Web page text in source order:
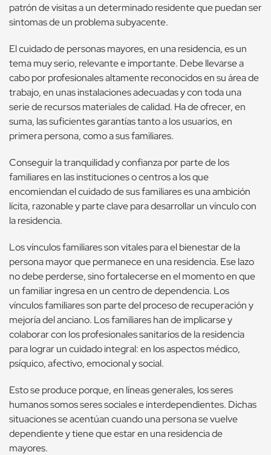
patrón de visitas a un determinado residente que puedan ser
sintomas de un problema subyacente.
El cuidado de personas mayores, en una residencia, es un
tema muy serio, relevante e importante. Debe llevarse a
cabo por profesionales altamente reconocidos en su área de
trabajo, en unas instalaciones adecuadas y con toda una
serie de recursos materiales de calidad. Ha de ofrecer, en
suma, las suficientes garantías tanto a los usuarios, en
primera persona, como a sus familiares.
Conseguir la tranquilidad y confianza por parte de los
familiares en las instituciones o centros a los que
encomiendan el cuidado de sus familiares es una ambición
lícita, razonable y parte clave para desarrollar un vínculo con
la residencia.
Los vínculos familiares son vitales para el bienestar de la
persona mayor que permanece en una residencia. Ese lazo
no debe perderse, sino fortalecerse en el momento en que
un familiar ingresa en un centro de dependencia. Los
vínculos familiares son parte del proceso de recuperación y
mejoría del anciano. Los familiares han de implicarse y
colaborar con los profesionales sanitarios de la residencia
para lograr un cuidado integral: en los aspectos médico,
psíquico, afectivo, emocional y social.
Esto se produce porque, en líneas generales, los seres
humanos somos seres sociales e interdependientes. Dichas
situaciones se acentúan cuando una persona se vuelve
dependiente y tiene que estar en una residencia de
mayores.